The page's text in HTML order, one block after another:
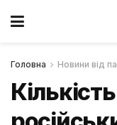
Головна Новини від